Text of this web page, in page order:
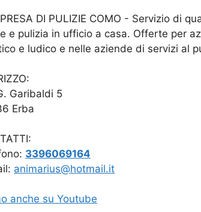
DI PULIZIE COMO - Servizio di
e pulizia in ufficio a casa. Offerte per
e ludico e nelle aziende di servizi al
Garibaldi 5
Erba
3396069164
animarius@hotmail.it
anche su Youtube